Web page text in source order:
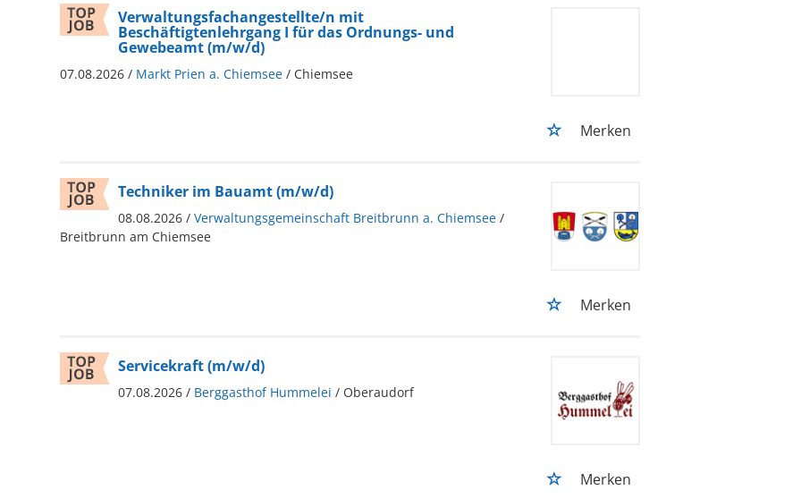
Verwaltungsfachangestellte/n mit
Beschäftigtenlehrgang I für das Ordnungs- und
Gewebeamt (m/w/d)
07.08.2026 / Markt Prien a. Chiemsee / Chiemsee
Merken
Techniker im Bauamt (m/w/d)
08.08.2026 / Verwaltungsgemeinschaft Breitbrunn a. Chiemsee /
Breitbrunn am Chiemsee
Merken
Servicekraft (m/w/d)
07.08.2026 / Berggasthof Hummelei / Oberaudorf
Merken